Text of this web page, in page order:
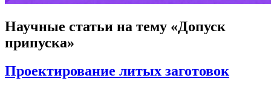
Научные статьи на тему «Допуск
припуска»
Проектирование литых заготовок